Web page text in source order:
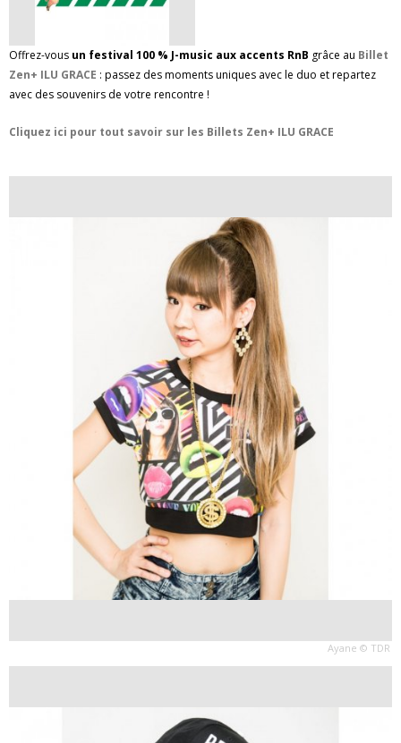
Offrez-vous un festival 100 % J-music aux accents RnB grâce au Billet
Zen+ ILU GRACE : passez des moments uniques avec le duo et repartez
avec des souvenirs de votre rencontre !
Cliquez ici pour tout savoir sur les Billets Zen+ ILU GRACE
Ayane © TDR